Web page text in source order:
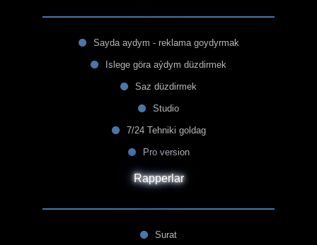
Sayda aydym - reklama goydyrmak
Islege göra aýdym düzdirmek
Saz düzdirmek
Studio
7/24 Tehniki goldag
Pro version
Rapperlar
Surat